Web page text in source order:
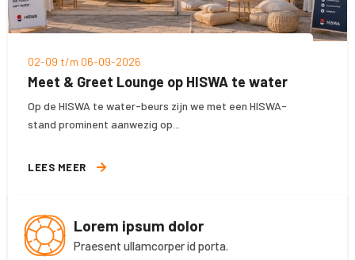
02-09 t/m 06-09-2026
Meet & Greet Lounge op HISWA te water
Op de HISWA te water-beurs zijn we met een HISWA-
stand prominent aanwezig op...
LEES MEER
Lorem ipsum dolor
Praesent ullamcorper id porta.